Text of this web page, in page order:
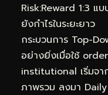
Risk:Reward 1:3
ยังกำไรในระยะยาว
กระบวนการ Top-
อย่างยิ่งเมื่อใช้
institutional เริ่มจ
ภาพรวม ลงมา